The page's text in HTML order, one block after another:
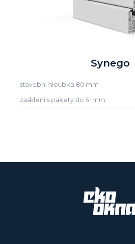
Synego
stavební hloubka 80 mm
zasklení s pakety do 51 mm